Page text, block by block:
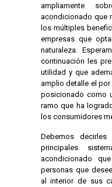
ampliamente
acondicionado que
los múltiples
empresas que
naturaleza.
continuación les
utilidad y que
amplio detalle el por
posicionado como
ramo que ha
los consumidores
Debemos
principales
acondicionado
personas que
al interior de sus